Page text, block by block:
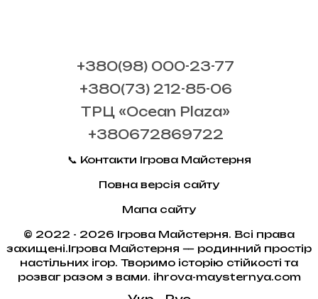
+380(98) 000-23-77
+380(73) 212-85-06
ТРЦ «Ocean Plaza»
+380672869722
📞 Контакти Ігрова Майстерня
Повна версія сайту
Мапа сайту
© 2022 - 2026 Ігрова Майстерня. Всі права
захищені.Ігрова Майстерня — родинний простір
настільних ігор. Творимо історію стійкості та
розваг разом з вами. ihrova-maysternya.com